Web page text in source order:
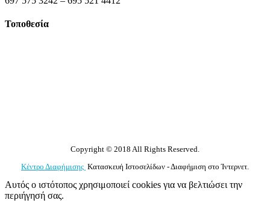
Τοποθεσία
Copyright © 2018 All Rights Reserved.
Κέντρο Διαφήμισης Κατασκευή Ιστοσελίδων - Διαφήμιση στο Ίντερνετ.
Αυτός ο ιστότοπος χρησιμοποιεί cookies για να βελτιώσει την
περιήγησή σας.